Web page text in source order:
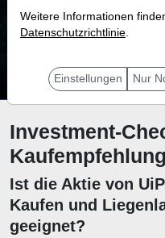
Mit 37.9 % Wahrscheinlichkeit
Investment-
Ist die Aktie von
Kaufen und
geeignet?
Weitere Informationen
Datenschutzrichtlinie.
Einstellungen Nur